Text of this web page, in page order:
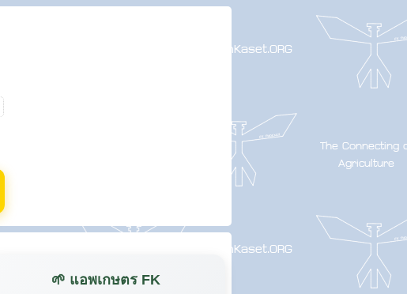
🌱 แอพเกษตร FK